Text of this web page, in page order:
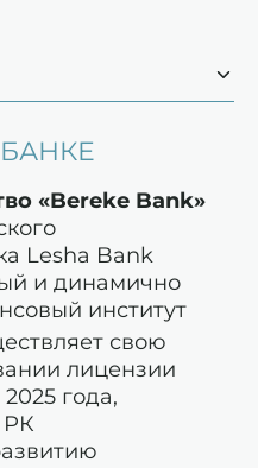
«Bereke Bank»
Lesha Bank
и динамично
институт
свою
лицензии
года,
РК